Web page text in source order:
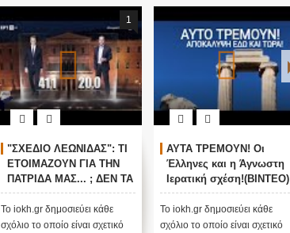
1
"ΣΧΕΔΙΟ ΛΕΩΝΙΔΑΣ": ΤΙ
ΕΤΟΙΜΑΖΟΥΝ ΓΙΑ ΤΗΝ
ΠΑΤΡΙΔΑ ΜΑΣ... ; ΔΕΝ ΤΑ
ΕΙΠΕ ΤΥΧΑΙΑ ΣΤΙΣ
13/11/2015...
Το iokh.gr δημοσιεύει κάθε
σχόλιο το οποίο είναι σχετικό
ΑΥΤΑ ΤΡΕΜΟΥΝ! Οι
Έλληνες και η Άγνωστη
Ιερατική σχέση!(ΒΙΝΤΕΟ)
Το iokh.gr δημοσιεύει κάθε
σχόλιο το οποίο είναι σχετικό